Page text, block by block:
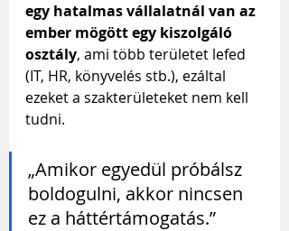
egy hatalmas vállalatnál van az
ember mögött egy kiszolgáló
osztály, ami több területet lefed
(IT, HR, könyvelés stb.), ezáltal
ezeket a szakterületeket nem kell
tudni.
„Amikor egyedül próbálsz
boldogulni, akkor nincsen
ez a háttértámogatás.”